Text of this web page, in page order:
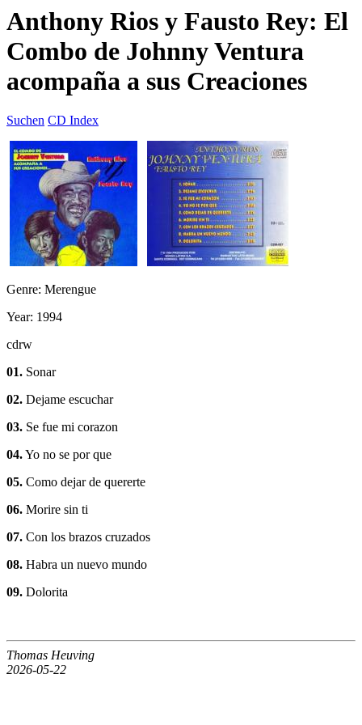
Anthony Rios y Fausto Rey: El
Combo de Johnny Ventura
acompaña a sus Creaciones
Suchen CD Index
Genre: Merengue
Year: 1994
cdrw
01. Sonar
02. Dejame escuchar
03. Se fue mi corazon
04.Yo no se por que
05. Como dejar de quererte
06. Morire sin ti
07. Con los brazos cruzados
08. Habra un nuevo mundo
09. Dolorita
Thomas Heuving
2026-05-22